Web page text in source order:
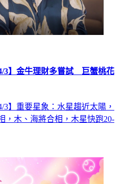
3】金牛理財多嘗試 巨蟹桃花
3】重要星象：水星趨近太陽，
，木、海將合相，木星快跑20-